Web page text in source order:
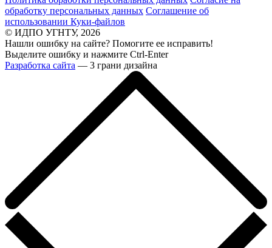
обработку персональных данных Соглашение об
использовании Куки-файлов
© ИДПО УГНТУ, 2026
Нашли ошибку на сайте? Помогите ее исправить!
Выделите ошибку и нажмите Ctrl-Enter
Разработка сайта — 3 грани дизайна